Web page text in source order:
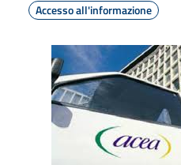
Accesso all'informazione